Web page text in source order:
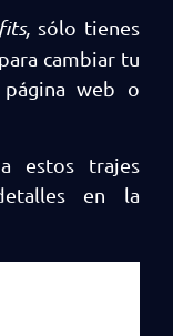
sólo tienes
cambiar tu
web o
estos trajes
en la